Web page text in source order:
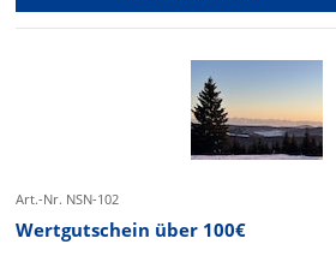
Art.-Nr. NSN-102
Wertgutschein über 100€